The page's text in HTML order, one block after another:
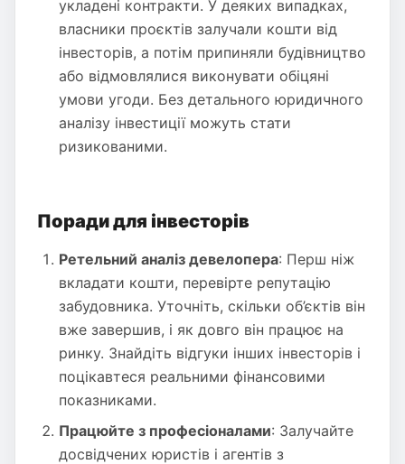
укладені контракти. У деяких випадках,
власники проєктів залучали кошти від
інвесторів, а потім припиняли будівництво
або відмовлялися виконувати обіцяні
умови угоди. Без детального юридичного
аналізу інвестиції можуть стати
ризикованими.
Поради для інвесторів
Ретельний аналіз девелопера: Перш ніж
вкладати кошти, перевірте репутацію
забудовника. Уточніть, скільки об’єктів він
вже завершив, і як довго він працює на
ринку. Знайдіть відгуки інших інвесторів і
поцікавтеся реальними фінансовими
показниками.
Працюйте з професіоналами: Залучайте
досвідчених юристів і агентів з